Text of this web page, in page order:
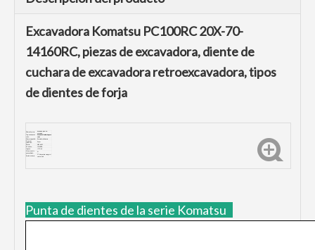
Excavadora Komatsu PC100RC 20X-70-
14160RC, piezas de excavadora, diente de
cuchara de excavadora retroexcavadora, tipos
de dientes de forja
Número de pieza:
PC100RC/20X-70-
cubo:
rocas
producción:
≥20J/cm
Sí
está en stock
Punta de dientes de la serie Komatsu